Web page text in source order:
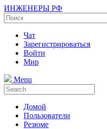
ИНЖЕНЕРЫ РФ
Чат
Зарегистрироваться
Войти
Мир
Menu
Домой
Пользователи
Резюме